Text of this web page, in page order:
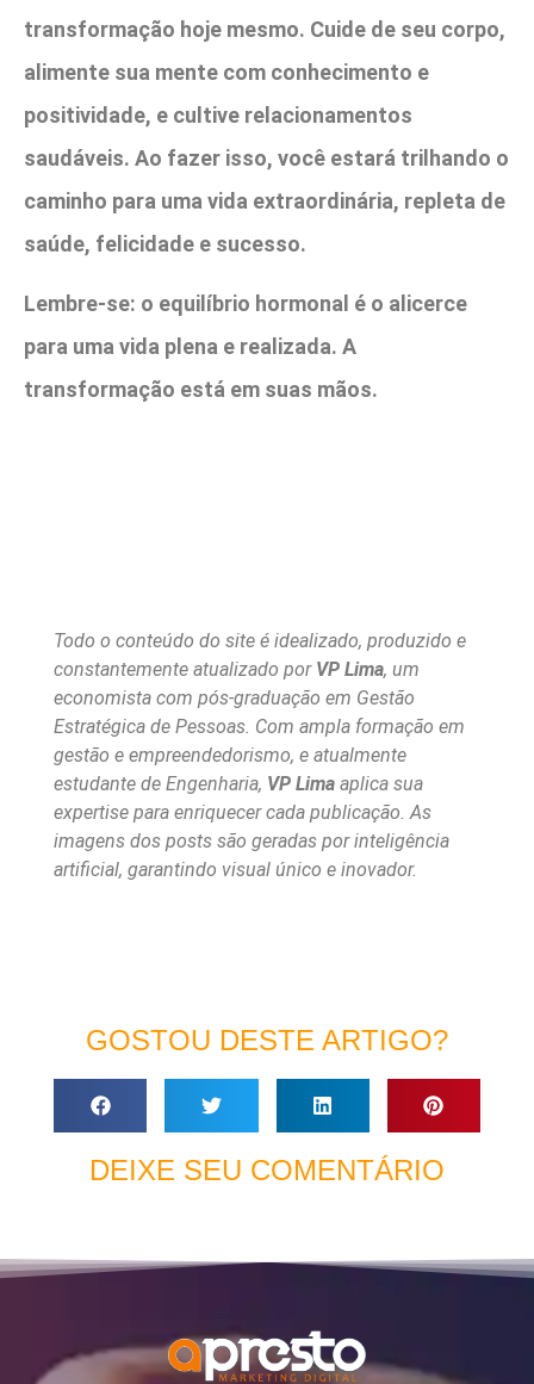
transformação hoje mesmo. Cuide de seu corpo,
alimente sua mente com conhecimento e
positividade, e cultive relacionamentos
saudáveis. Ao fazer isso, você estará trilhando o
caminho para uma vida extraordinária, repleta de
saúde, felicidade e sucesso.
Lembre-se: o equilíbrio hormonal é o alicerce
para uma vida plena e realizada. A
transformação está em suas mãos.
Todo o conteúdo do site é idealizado, produzido e
constantemente atualizado por VP Lima, um
economista com pós-graduação em Gestão
Estratégica de Pessoas. Com ampla formação em
gestão e empreendedorismo, e atualmente
estudante de Engenharia, VP Lima aplica sua
expertise para enriquecer cada publicação. As
imagens dos posts são geradas por inteligência
artificial, garantindo visual único e inovador.
GOSTOU DESTE ARTIGO?
DEIXE SEU COMENTÁRIO